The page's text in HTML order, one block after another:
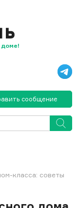
доме!
сообщение
класса: советы